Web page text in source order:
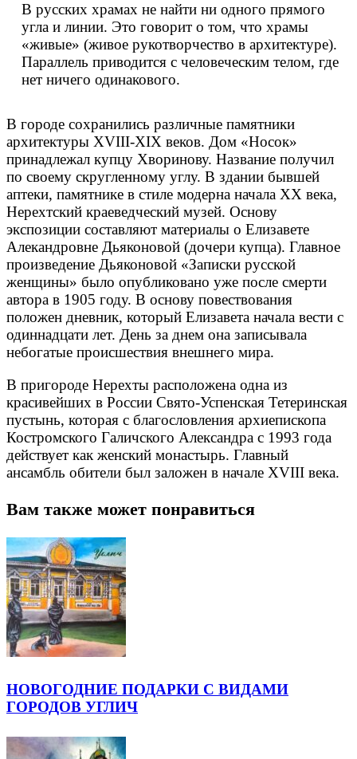
В русских храмах не найти ни одного прямого
угла и линии. Это говорит о том, что храмы
«живые» (живое рукотворчество в архитектуре).
Параллель приводится с человеческим телом, где
нет ничего одинакового.
В городе сохранились различные памятники
архитектуры XVIII-XIX веков. Дом «Носок»
принадлежал купцу Хворинову. Название получил
по своему скругленному углу. В здании бывшей
аптеки, памятнике в стиле модерна начала XX века,
Нерехтский краеведческий музей. Основу
экспозиции составляют материалы о Елизавете
Алекандровне Дьяконовой (дочери купца). Главное
произведение Дьяконовой «Записки русской
женщины» было опубликовано уже после смерти
автора в 1905 году. В основу повествования
положен дневник, который Елизавета начала вести с
одиннадцати лет. День за днем она записывала
небогатые происшествия внешнего мира.
В пригороде Нерехты расположена одна из
красивейших в России Свято-Успенская Тетеринская
пустынь, которая с благословления архиепископа
Костромского Галичского Александра с 1993 года
действует как женский монастырь. Главный
ансамбль обители был заложен в начале XVIII века.
Вам также может понравиться
НОВОГОДНИЕ ПОДАРКИ С ВИДАМИ
ГОРОДОВ УГЛИЧ